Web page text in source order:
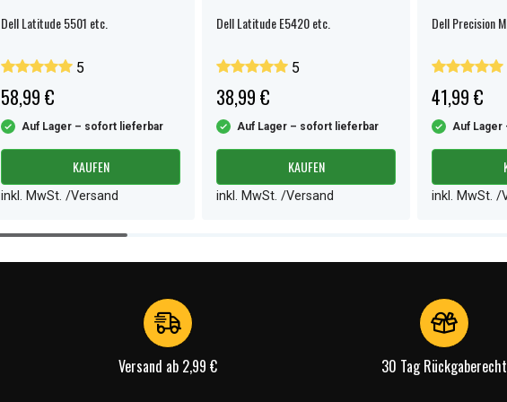
Dell Latitude 5501 etc.
5
58,99 €
Auf Lager – sofort lieferbar
KAUFEN
inkl. MwSt. /Versand
Dell Latitude E5420 etc.
5
38,99 €
Auf Lager – sofort lieferbar
KAUFEN
inkl. MwSt. /Versand
Dell Precision
41,99 €
Auf
inkl. MwSt. /
Versand ab 2,99 € 30 Tag Rückgaberecht